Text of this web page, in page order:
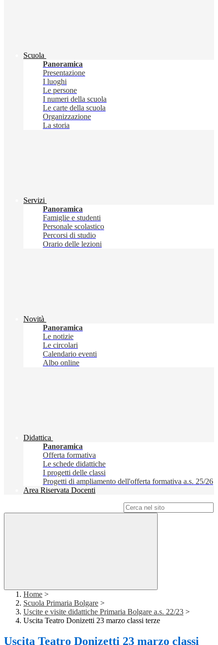
Scuola
Panoramica
Presentazione
I luoghi
Le persone
I numeri della scuola
Le carte della scuola
Organizzazione
La storia
Servizi
Panoramica
Famiglie e studenti
Personale scolastico
Percorsi di studio
Orario delle lezioni
Novità
Panoramica
Le notizie
Le circolari
Calendario eventi
Albo online
Didattica
Panoramica
Offerta formativa
Le schede didattiche
I progetti delle classi
Progetti di ampliamento dell'offerta formativa a.s. 25/26
Area Riservata Docenti
Home >
Scuola Primaria Bolgare >
Uscite e visite didattiche Primaria Bolgare a.s. 22/23 >
Uscita Teatro Donizetti 23 marzo classi terze
Uscita Teatro Donizetti 23 marzo classi